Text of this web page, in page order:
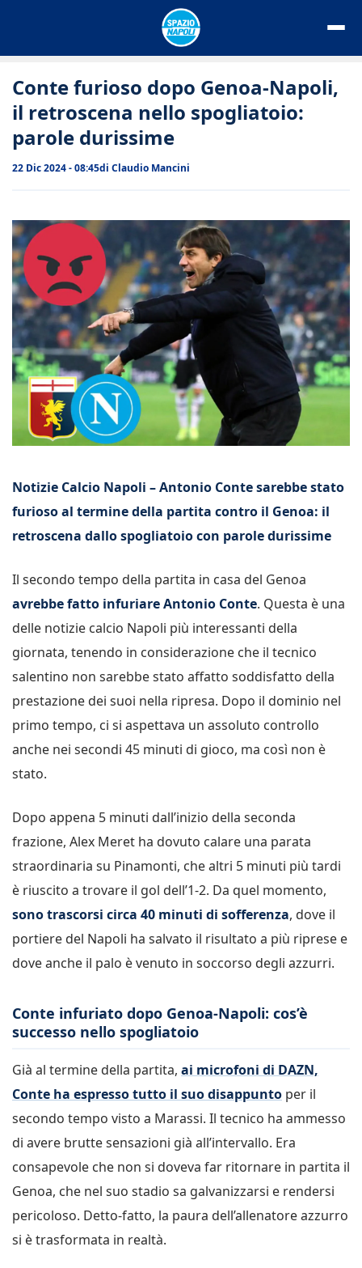
Conte furioso dopo Genoa-Napoli,
il retroscena nello spogliatoio:
parole durissime
22 Dic 2024 - 08:45di Claudio Mancini
Notizie Calcio Napoli – Antonio Conte sarebbe stato
furioso al termine della partita contro il Genoa: il
retroscena dallo spogliatoio con parole durissime
Il secondo tempo della partita in casa del Genoa
avrebbe fatto infuriare Antonio Conte. Questa è una
delle notizie calcio Napoli più interessanti della
giornata, tenendo in considerazione che il tecnico
salentino non sarebbe stato affatto soddisfatto della
prestazione dei suoi nella ripresa. Dopo il dominio nel
primo tempo, ci si aspettava un assoluto controllo
anche nei secondi 45 minuti di gioco, ma così non è
stato.
Dopo appena 5 minuti dall’inizio della seconda
frazione, Alex Meret ha dovuto calare una parata
straordinaria su Pinamonti, che altri 5 minuti più tardi
è riuscito a trovare il gol dell’1-2. Da quel momento,
sono trascorsi circa 40 minuti di sofferenza, dove il
portiere del Napoli ha salvato il risultato a più riprese e
dove anche il palo è venuto in soccorso degli azzurri.
Conte infuriato dopo Genoa-Napoli: cos’è
successo nello spogliatoio
Già al termine della partita, ai microfoni di DAZN,
Conte ha espresso tutto il suo disappunto per il
secondo tempo visto a Marassi. Il tecnico ha ammesso
di avere brutte sensazioni già all’intervallo. Era
consapevole che non si doveva far ritornare in partita il
Genoa, che nel suo stadio sa galvanizzarsi e rendersi
pericoloso. Detto-fatto, la paura dell’allenatore azzurro
si è trasformata in realtà.